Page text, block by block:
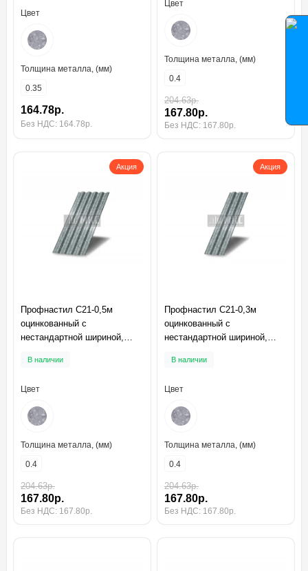
Цвет
Толщина металла, (мм)
0.35
164.78р.
Без НДС: 164.78р.
Цвет
Толщина металла, (мм)
0.4
204.63р.
167.80р.
Без НДС: 167.80р.
Акция
Профнастил C21-0,5м
оцинкованный с
нестандартной шириной,
В наличии
Цвет
Толщина металла, (мм)
0.4
204.63р.
167.80р.
Без НДС: 167.80р.
Акция
Профнастил C21-0,3м
оцинкованный с
нестандартной шириной,
В наличии
Цвет
Толщина металла, (мм)
0.4
204.63р.
167.80р.
Без НДС: 167.80р.